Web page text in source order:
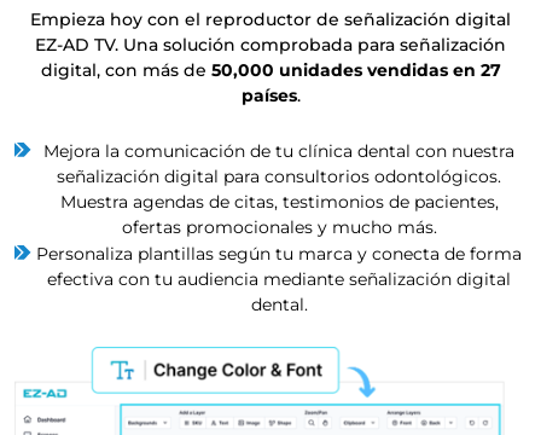
Empieza hoy con el reproductor de señalización digital
EZ-AD TV. Una solución comprobada para señalización
digital, con más de 50,000 unidades vendidas en 27
países.
Mejora la comunicación de tu clínica dental con nuestra
señalización digital para consultorios odontológicos.
Muestra agendas de citas, testimonios de pacientes,
ofertas promocionales y mucho más.
Personaliza plantillas según tu marca y conecta de forma
efectiva con tu audiencia mediante señalización digital
dental.